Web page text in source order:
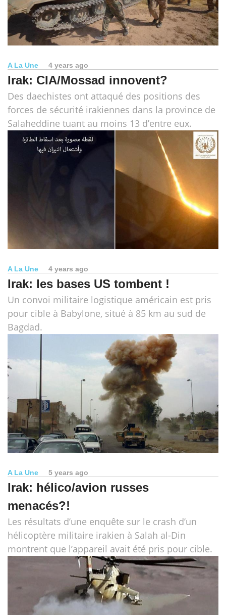
A La Une 4 years ago
Irak: CIA/Mossad innovent?
Des daechistes ont attaqué des positions des
forces de sécurité irakiennes dans la province de
Salaheddine tuant au moins 13 d’entre eux.
A La Une 4 years ago
Irak: les bases US tombent !
Un convoi militaire logistique américain est pris
pour cible à Babylone, situé à 85 km au sud de
Bagdad.
A La Une 5 years ago
Irak: hélico/avion russes
menacés?!
Les résultats d’une enquête sur le crash d’un
hélicoptère militaire irakien à Salah al-Din
montrent que l’appareil avait été pris pour cible.